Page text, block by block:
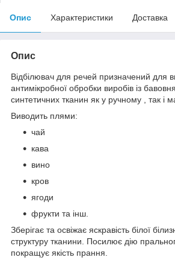
Опис Характеристики Доставка
Опис
Відбілювач для речей призначений для
антимікробної обробки виробів із
синтетичних тканин як у ручному , так і
Виводить плями:
чай
кава
вино
кров
ягоди
фрукти та інш.
Зберігає та освіжає яскравість білої
структуру тканини. Посилює дію
покращує якість прання.